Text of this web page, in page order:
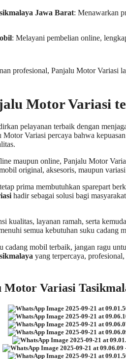
Jawa Barat: Menawarkan
: Melayani pembelian online,
profesional, Panjalu MotorVariasi
Motor Variasi
pelayanan terbaik dengan
Motor Variasi percaya bahwa
maupun online, Panjalu Motor
original, aksesoris, maupun
prima membutuhkan sparepart
hadir sebagai solusi bagi
kualitas, layanan ramah, serta
semua kebutuhan suku cadang
cadang mobil terbaik, jangan ragu
yang terpercaya,
Motor Variasi